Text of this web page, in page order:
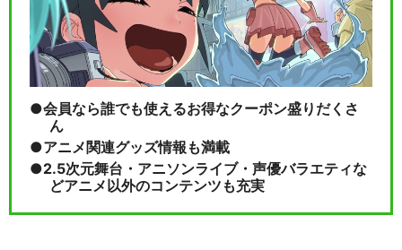
会員なら誰でも使えるお得なクーポン盛りだくさ
ん
アニメ関連グッズ情報も満載
2.5次元舞台・アニソンライブ・声優バラエティな
どアニメ以外のコンテンツも充実